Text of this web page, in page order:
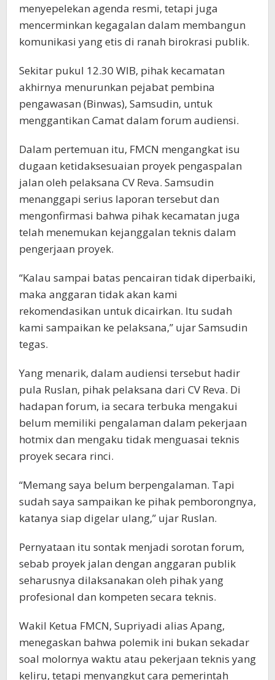
menyepelekan agenda resmi, tetapi juga
mencerminkan kegagalan dalam membangun
komunikasi yang etis di ranah birokrasi publik.
Sekitar pukul 12.30 WIB, pihak kecamatan
akhirnya menurunkan pejabat pembina
pengawasan (Binwas), Samsudin, untuk
menggantikan Camat dalam forum audiensi.
Dalam pertemuan itu, FMCN mengangkat isu
dugaan ketidaksesuaian proyek pengaspalan
jalan oleh pelaksana CV Reva. Samsudin
menanggapi serius laporan tersebut dan
mengonfirmasi bahwa pihak kecamatan juga
telah menemukan kejanggalan teknis dalam
pengerjaan proyek.
“Kalau sampai batas pencairan tidak diperbaiki,
maka anggaran tidak akan kami
rekomendasikan untuk dicairkan. Itu sudah
kami sampaikan ke pelaksana,” ujar Samsudin
tegas.
Yang menarik, dalam audiensi tersebut hadir
pula Ruslan, pihak pelaksana dari CV Reva. Di
hadapan forum, ia secara terbuka mengakui
belum memiliki pengalaman dalam pekerjaan
hotmix dan mengaku tidak menguasai teknis
proyek secara rinci.
“Memang saya belum berpengalaman. Tapi
sudah saya sampaikan ke pihak pemborongnya,
katanya siap digelar ulang,” ujar Ruslan.
Pernyataan itu sontak menjadi sorotan forum,
sebab proyek jalan dengan anggaran publik
seharusnya dilaksanakan oleh pihak yang
profesional dan kompeten secara teknis.
Wakil Ketua FMCN, Supriyadi alias Apang,
menegaskan bahwa polemik ini bukan sekadar
soal molornya waktu atau pekerjaan teknis yang
keliru, tetapi menyangkut cara pemerintah